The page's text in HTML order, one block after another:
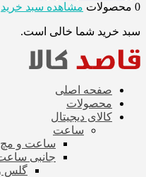
0 محصولات
مشاهده سبد خرید
سبد خرید شما خالی است.
صفحه اصلی
محصولات
کالای دیجیتال
ساعت
ساعت و مچ
جانبی
گلس